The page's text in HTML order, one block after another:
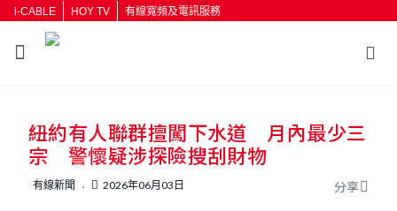
i-CABLE HOY TV 有線寬頻及電訊服務
按輸入鍵開始搜尋
紐約有人聯群擅闖下水道 月內最少三
宗 警懷疑涉探險搜刮財物
有線新聞 2026年06月03日 分享